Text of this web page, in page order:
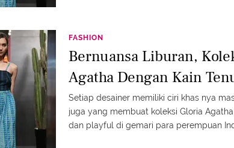
FASHION
Bernuansa Liburan,
Agatha Dengan Kain
Setiap desainer memiliki ciri khas nya
juga yang membuat koleksi Gloria
dan playful di gemari para perempuan